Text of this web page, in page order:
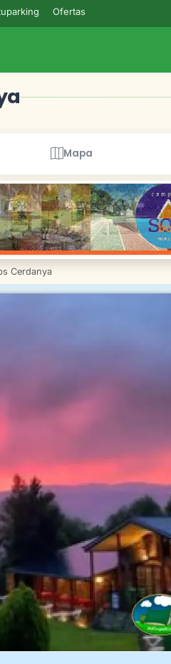
Ofertas
Mapa
Cerdanya